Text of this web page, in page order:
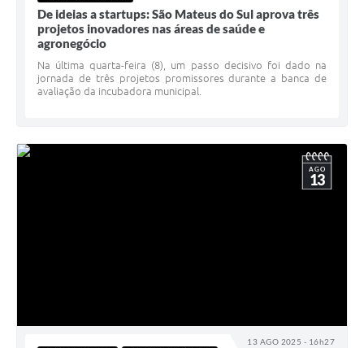
De ideias a startups: São Mateus do Sul aprova três
projetos inovadores nas áreas de saúde e
agronegócio
Na última quarta-feira (8), um passo decisivo foi dado na
jornada de três projetos promissores durante a banca de
avaliação da incubadora municipal.
13 AGO 2025 - 16h27
AGO
13